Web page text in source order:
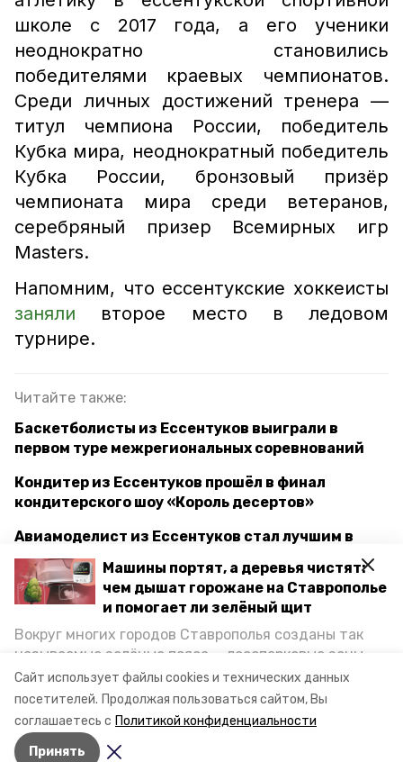
Сайт использует файлы cookies и технических данных
посетителей. Продолжая пользоваться сайтом, Вы
соглашаетесь с Политикой конфиденциальности
Принять
Машины портят, а деревья чистят:
чем дышат горожане на Ставрополье
и помогает ли зелёный щит
Вокруг многих городов Ставрополья созданы так
называемые зелёные пояса — лесопарковые зоны,
снижающие негативное воздействие выхлопных
газов на атмосферу. Справляются ли они с
постоянно растущим потоком автотранспорта и
каким воздухом дышат жители края, узнала
корреспондент «Победы26».
школе с 2017 года, а его ученики
неоднократно становились
победителями краевых чемпионатов.
Среди личных достижений тренера —
титул чемпиона России, победитель
Кубка мира, неоднократный победитель
Кубка России, бронзовый призёр
чемпионата мира среди ветеранов,
серебряный призер Всемирных игр
Masters.
Напомним, что ессентукские хоккеисты
заняли второе место в ледовом
турнире.
Читайте также:
Баскетболисты из Ессентуков выиграли в
первом туре межрегиональных соревнований
Кондитер из Ессентуков прошёл в финал
кондитерского шоу «Король десертов»
Авиамоделист из Ессентуков стал лучшим в
ЮФО
ессентуки
Авторы: Маргарита Сабитова